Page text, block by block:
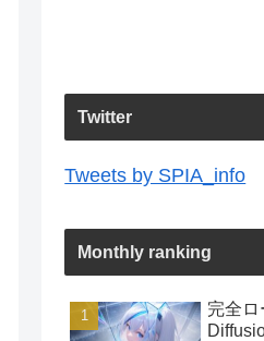
Twitter
Tweets by SPIA_info
Monthly ranking
完全